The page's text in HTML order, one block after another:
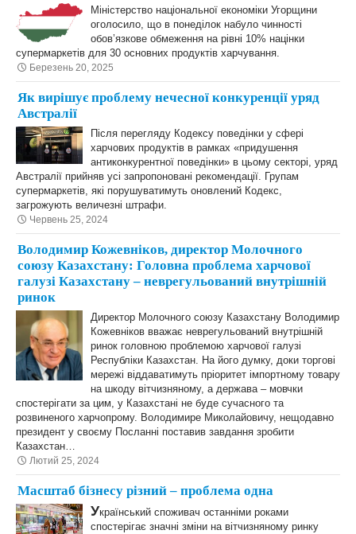
Міністерство національної економіки Угорщини
оголосило, що в понеділок набуло чинності
обов’язкове обмеження на рівні 10% націнки
супермаркетів для 30 основних продуктів харчування.
Березень 20, 2025
Як вирішує проблему нечесної конкуренції уряд
Австралії
Після перегляду Кодексу поведінки у сфері
харчових продуктів в рамках «придушення
антиконкурентної поведінки» в цьому секторі, уряд
Австралії прийняв усі запропоновані рекомендації. Групам
супермаркетів, які порушуватимуть оновлений Кодекс,
загрожують величезні штрафи.
Червень 25, 2024
Володимир Кожевніков, директор Молочного
союзу Казахстану: Головна проблема харчової
галузі Казахстану – неврегульований внутрішній
ринок
Директор Молочного союзу Казахстану Володимир
Кожевніков вважає неврегульований внутрішній
ринок головною проблемою харчової галузі
Республіки Казахстан. На його думку, доки торгові
мережі віддаватимуть пріоритет імпортному товару
на шкоду вітчизняному, а держава – мовчки
спостерігати за цим, у Казахстані не буде сучасного та
розвиненого харчопрому. Володимире Миколайовичу, нещодавно
президент у своєму Посланні поставив завдання зробити
Казахстан…
Лютий 25, 2024
Масштаб бізнесу різний – проблема одна
Український споживач останніми роками
спостерігає значні зміни на вітчизняному ринку